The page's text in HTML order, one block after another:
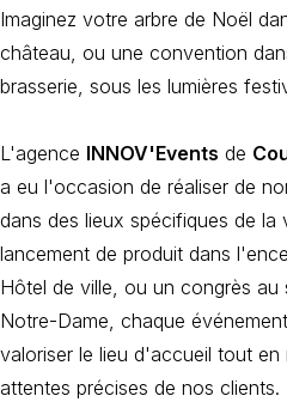
Imaginez votre arbre de Noël
château, ou une convention
brasserie, sous les lumières
L'agence INNOV'Events de
a eu l'occasion de réaliser de
dans des lieux spécifiques de la
lancement de produit dans
Hôtel de ville, ou un congrès au
Notre-Dame, chaque
valoriser le lieu d'accueil tout en
attentes précises de nos clients.